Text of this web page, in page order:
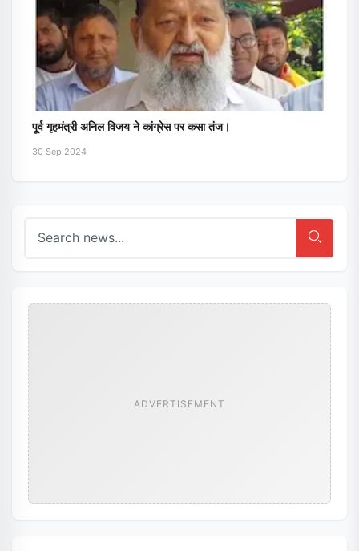
पूर्व गृहमंत्री अनिल विजय ने कांग्रेस पर कसा तंज।
30 Sep 2024
ADVERTISEMENT